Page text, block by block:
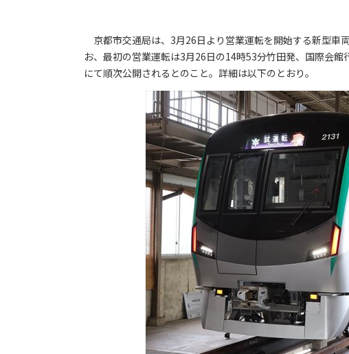
京都市交通局は、3月26日より営業運転を開始する新型車
お、最初の営業運転は3月26日の14時53分竹田発、国際会
にて順次公開されるとのこと。詳細は以下のとおり。